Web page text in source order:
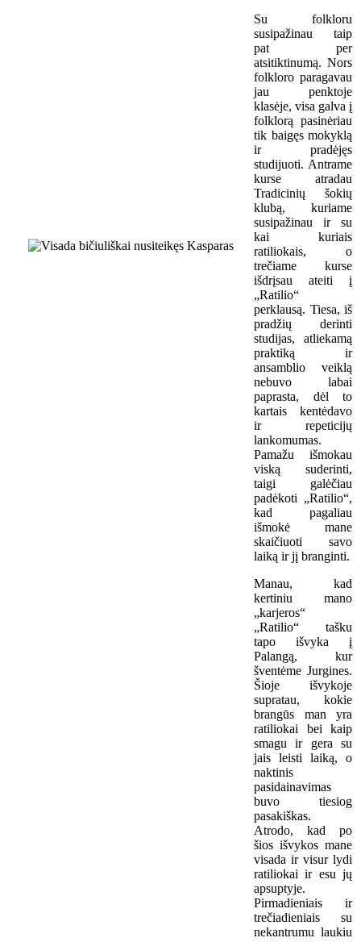
Su folkloru
susipažinau taip
pat per
atsitiktinumą. Nors
folkloro paragavau
jau penktoje
klasėje, visa galva į
folklorą pasinėriau
tik baigęs mokyklą
ir pradėjęs
studijuoti. Antrame
kurse atradau
Tradicinių šokių
klubą, kuriame
susipažinau ir su
kai kuriais
ratiliokais, o
trečiame kurse
išdrįsau ateiti į
„Ratilio“
perklausą. Tiesa, iš
pradžių derinti
studijas, atliekamą
praktiką ir
ansamblio veiklą
nebuvo labai
paprasta, dėl to
kartais kentėdavo
ir repeticijų
lankomumas.
Pamažu išmokau
viską suderinti,
taigi galėčiau
padėkoti „Ratilio“,
kad pagaliau
išmokė mane
skaičiuoti savo
laiką ir jį branginti.
Manau, kad
kertiniu mano
„karjeros“
„Ratilio“ tašku
tapo išvyka į
Palangą, kur
šventėme Jurgines.
Šioje išvykoje
supratau, kokie
brangūs man yra
ratiliokai bei kaip
smagu ir gera su
jais leisti laiką, o
naktinis
pasidainavimas
buvo tiesiog
pasakiškas.
Atrodo, kad po
šios išvykos mane
visada ir visur lydi
ratiliokai ir esu jų
apsuptyje.
Pirmadieniais ir
trečiadieniais su
nekantrumu laukiu